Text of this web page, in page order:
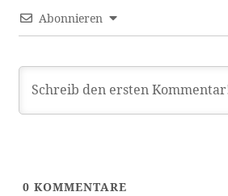
Abonnieren
0 KOMMENTARE